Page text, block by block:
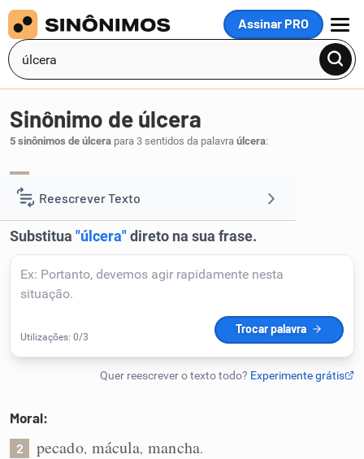
Assinar PRO
MENU
Reescrever Texto
Resumir Texto
Corrigir Texto
Detector de IA
Humanizador de IA
Sinônimo de úlcera
5 sinônimos de úlcera para 3 sentidos da palavra úlcera:
Moral:
2 pecado, mácula, mancha.